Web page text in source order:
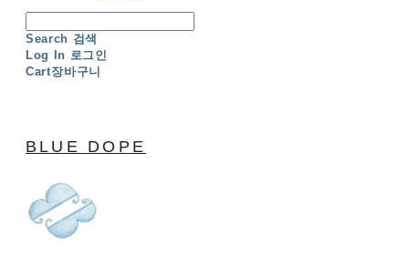
Search 검색
Log In 로그인
Cart장바구니
BLUE DOPE